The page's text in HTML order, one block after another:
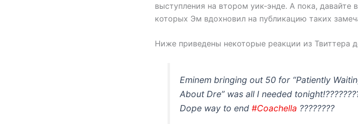
выступления на втором уик-энде. А пока, давайте
которых Эм вдохновил на публикацию таких
Ниже приведены некоторые реакции из Твиттера
Eminem bringing out 50 for “Patiently
About Dre” was all I needed
Dope way to end#Coachella ????????